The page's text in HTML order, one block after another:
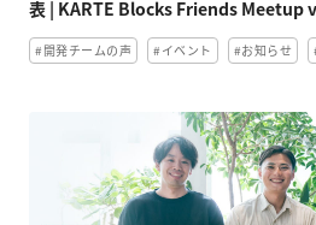
表 | KARTE Blocks Friends Meetup
#開発チームの声 #イベント #お知らせ